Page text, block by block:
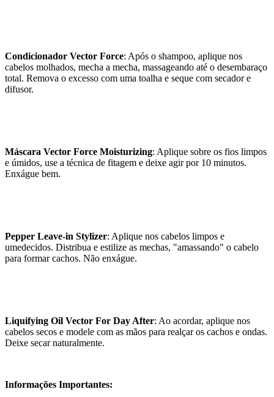
Condicionador Vector Force: Após o shampoo, aplique nos
cabelos molhados, mecha a mecha, massageando até o desembaraço
total. Remova o excesso com uma toalha e seque com secador e
difusor.
Máscara Vector Force Moisturizing: Aplique sobre os fios limpos
e úmidos, use a técnica de fitagem e deixe agir por 10 minutos.
Enxágue bem.
Pepper Leave-in Stylizer: Aplique nos cabelos limpos e
umedecidos. Distribua e estilize as mechas, "amassando" o cabelo
para formar cachos. Não enxágue.
Liquifying Oil Vector For Day After: Ao acordar, aplique nos
cabelos secos e modele com as mãos para realçar os cachos e ondas.
Deixe secar naturalmente.
Informações Importantes: